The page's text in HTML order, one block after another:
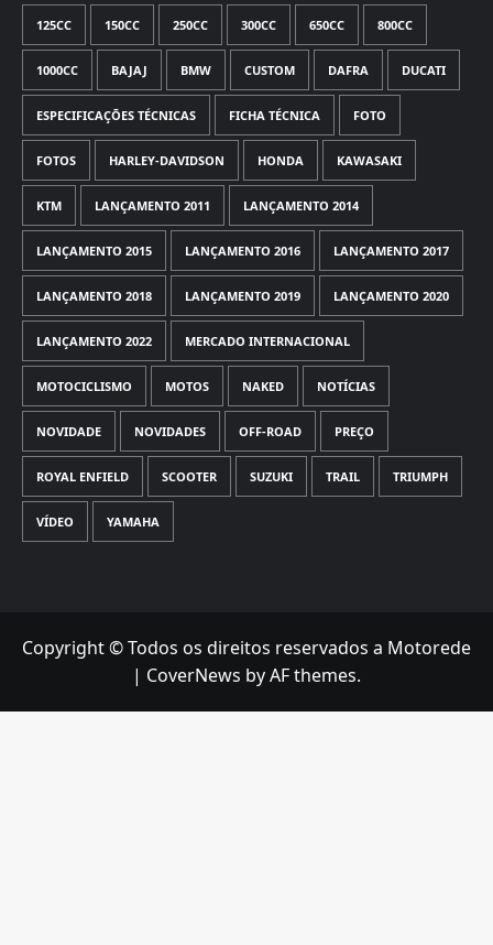
125CC 150CC 250CC 300CC 650CC 800CC
1000CC BAJAJ BMW CUSTOM DAFRA DUCATI
ESPECIFICAÇÕES TÉCNICAS FICHA TÉCNICA FOTO
FOTOS HARLEY-DAVIDSON HONDA KAWASAKI
KTM LANÇAMENTO 2011 LANÇAMENTO 2014
LANÇAMENTO 2015 LANÇAMENTO 2016 LANÇAMENTO 2017
LANÇAMENTO 2018 LANÇAMENTO 2019 LANÇAMENTO 2020
LANÇAMENTO 2022 MERCADO INTERNACIONAL
MOTOCICLISMO MOTOS NAKED NOTÍCIAS
NOVIDADE NOVIDADES OFF-ROAD PREÇO
ROYAL ENFIELD SCOOTER SUZUKI TRAIL TRIUMPH
VÍDEO YAMAHA
Copyright © Todos os direitos reservados a Motorede
| CoverNews by AF themes.